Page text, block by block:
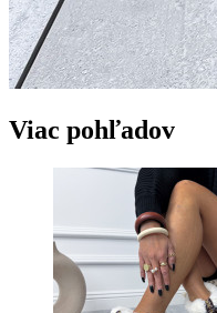
Viac pohľadov